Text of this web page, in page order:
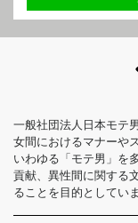
一般社団法人日本モテ
女間におけるマナーや
いわゆる「モテ男」を
貢献、異性間に関する
ることを目的としていま